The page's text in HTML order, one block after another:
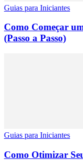
Guias para Iniciantes
Como Começar
(Passo a Passo)
Guias para Iniciantes
Como Otimizar